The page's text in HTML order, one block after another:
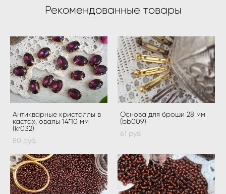
Рекомендованные товары
Антикварные кристаллы в
кастах, овалы 14*10 мм
(kr032)
80 pуб.
Основа для броши 28 мм
(bb009)
61 pуб.